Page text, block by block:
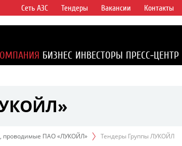
Сеть АЗС Тендеры Вакансии Контакты
БИЗНЕС ИНВЕСТОРЫ ПРЕСС-ЦЕНТР
проводимые ПАО «ЛУКОЙЛ» Тендеры Группы ЛУКОЙЛ